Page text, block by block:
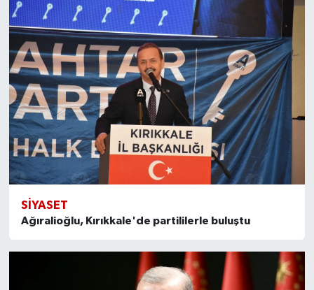
SİYASET
Ağıralioğlu, Kırıkkale'de partililerle buluştu